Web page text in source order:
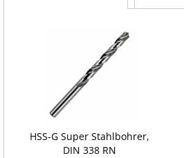
HSS-G Super Stahlbohrer,
DIN 338 RN